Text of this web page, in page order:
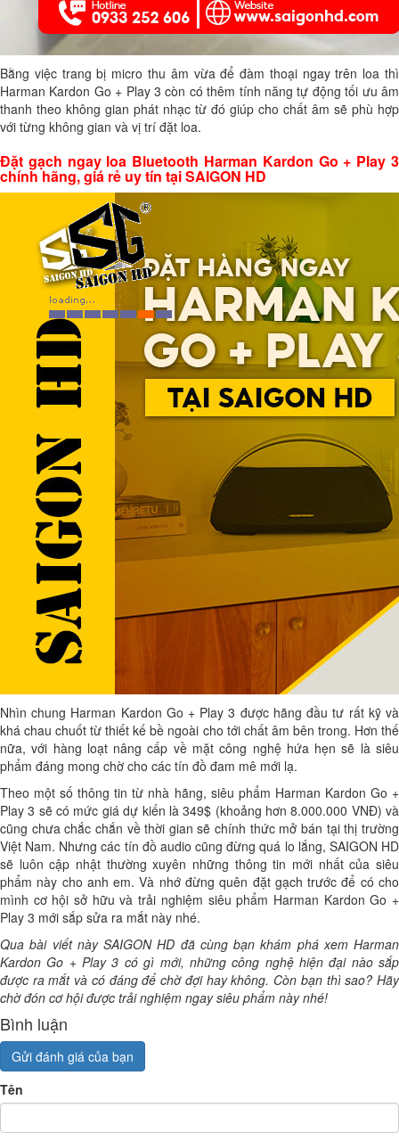
Bằng việc trang bị micro thu âm vừa để đàm thoại ngay trên loa thì
Harman Kardon Go + Play 3 còn có thêm tính năng tự động tối ưu âm
thanh theo không gian phát nhạc từ đó giúp cho chất âm sẽ phù hợp
với từng không gian và vị trí đặt loa.
Đặt gạch ngay loa Bluetooth Harman Kardon Go + Play 3
chính hãng, giá rẻ uy tín tại SAIGON HD
Nhìn chung Harman Kardon Go + Play 3 được hãng đầu tư rất kỹ và
khá chau chuốt từ thiết kế bề ngoài cho tới chất âm bên trong. Hơn thế
nữa, với hàng loạt nâng cấp về mặt công nghệ hứa hẹn sẽ là siêu
phẩm đáng mong chờ cho các tín đồ đam mê mới lạ.
Theo một số thông tin từ nhà hãng, siêu phẩm Harman Kardon Go +
Play 3 sẽ có mức giá dự kiến là 349$ (khoảng hơn 8.000.000 VNĐ) và
cũng chưa chắc chắn về thời gian sẽ chính thức mở bán tại thị trường
Việt Nam. Nhưng các tín đồ audio cũng đừng quá lo lắng, SAIGON HD
sẽ luôn cập nhật thường xuyên những thông tin mới nhất của siêu
phẩm này cho anh em. Và nhớ đừng quên đặt gạch trước để có cho
mình cơ hội sở hữu và trải nghiệm siêu phẩm Harman Kardon Go +
Play 3 mới sắp sửa ra mắt này nhé.
Qua bài viết này SAIGON HD đã cùng bạn khám phá xem Harman
Kardon Go + Play 3 có gì mới, những công nghệ hiện đại nào sắp
được ra mắt và có đáng để chờ đợi hay không. Còn bạn thì sao? Hãy
chờ đón cơ hội được trải nghiệm ngay siêu phẩm này nhé!
Bình luận
Gửi đánh giá của bạn
Tên